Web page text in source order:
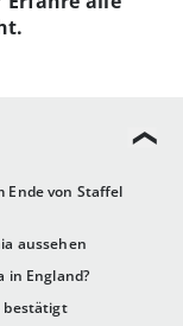
Ende von Staffel
aussehen
in England?
bestätigt